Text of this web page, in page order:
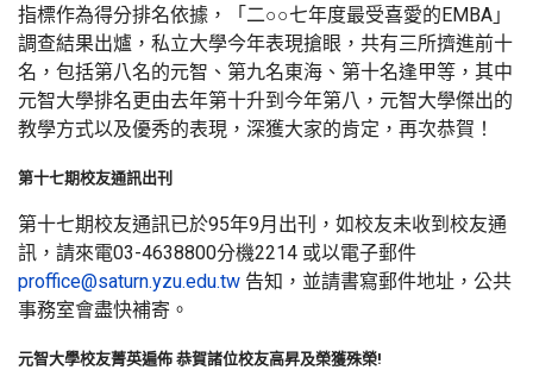
指標作為得分排名依據，「二○○七年度最受喜愛的EMBA」
調查結果出爐，私立大學今年表現搶眼，共有三所擠進前十
名，包括第八名的元智、第九名東海、第十名逢甲等，其中
元智大學排名更由去年第十升到今年第八，元智大學傑出的
教學方式以及優秀的表現，深獲大家的肯定，再次恭賀！
第十七期校友通訊出刊
第十七期校友通訊已於95年9月出刊，如校友未收到校友通
訊，請來電03-4638800分機2214 或以電子郵件
proffice@saturn.yzu.edu.tw 告知，並請書寫郵件地址，公共
事務室會盡快補寄。
元智大學校友菁英遍佈 恭賀諸位校友高昇及榮獲殊榮!